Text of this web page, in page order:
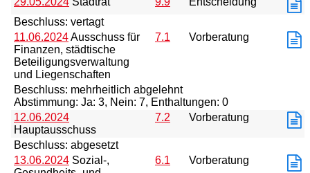
Beschluss: vertagt
11.06.2024Ausschuss für
Finanzen, städtische
Beteiligungsverwaltung
und Liegenschaften
7.1 Vorberatung
Beschluss: mehrheitlich abgelehnt
Abstimmung: Ja: 3, Nein: 7, Enthaltungen: 0
12.06.2024
Hauptausschuss
7.2 Vorberatung
Beschluss: abgesetzt
13.06.2024 Sozial-,
6.1 Vorberatung